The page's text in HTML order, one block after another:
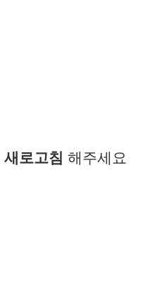
새로고침 해주세요